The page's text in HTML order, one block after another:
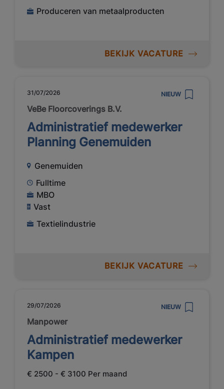
Produceren van metaalproducten
BEKIJK VACATURE
31/07/2026 NIEUW
VeBe Floorcoverings B.V.
Administratief medewerker
Planning Genemuiden
Genemuiden
Fulltime
MBO
Vast
Textielindustrie
BEKIJK VACATURE
29/07/2026 NIEUW
Manpower
Administratief medewerker
Kampen
€ 2500 - € 3100 Per maand